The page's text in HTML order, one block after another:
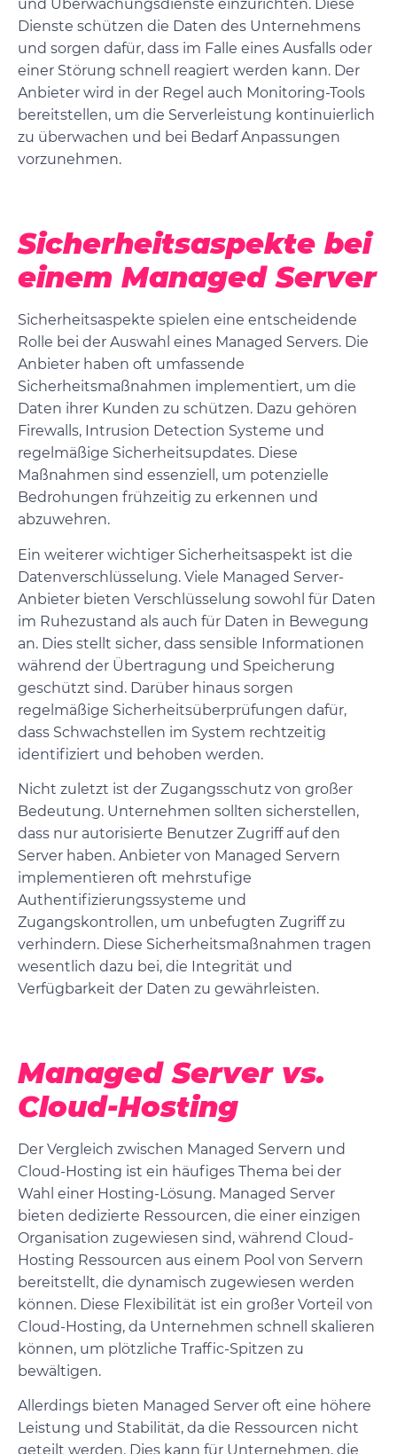
und Überwachungsdienste einzurichten. Diese
Dienste schützen die Daten des Unternehmens
und sorgen dafür, dass im Falle eines Ausfalls oder
einer Störung schnell reagiert werden kann. Der
Anbieter wird in der Regel auch Monitoring-Tools
bereitstellen, um die Serverleistung kontinuierlich
zu überwachen und bei Bedarf Anpassungen
vorzunehmen.
Sicherheitsaspekte bei
einem Managed Server
Sicherheitsaspekte spielen eine entscheidende
Rolle bei der Auswahl eines Managed Servers. Die
Anbieter haben oft umfassende
Sicherheitsmaßnahmen implementiert, um die
Daten ihrer Kunden zu schützen. Dazu gehören
Firewalls, Intrusion Detection Systeme und
regelmäßige Sicherheitsupdates. Diese
Maßnahmen sind essenziell, um potenzielle
Bedrohungen frühzeitig zu erkennen und
abzuwehren.
Ein weiterer wichtiger Sicherheitsaspekt ist die
Datenverschlüsselung. Viele Managed Server-
Anbieter bieten Verschlüsselung sowohl für Daten
im Ruhezustand als auch für Daten in Bewegung
an. Dies stellt sicher, dass sensible Informationen
während der Übertragung und Speicherung
geschützt sind. Darüber hinaus sorgen
regelmäßige Sicherheitsüberprüfungen dafür,
dass Schwachstellen im System rechtzeitig
identifiziert und behoben werden.
Nicht zuletzt ist der Zugangsschutz von großer
Bedeutung. Unternehmen sollten sicherstellen,
dass nur autorisierte Benutzer Zugriff auf den
Server haben. Anbieter von Managed Servern
implementieren oft mehrstufige
Authentifizierungssysteme und
Zugangskontrollen, um unbefugten Zugriff zu
verhindern. Diese Sicherheitsmaßnahmen tragen
wesentlich dazu bei, die Integrität und
Verfügbarkeit der Daten zu gewährleisten.
Managed Server vs.
Cloud-Hosting
Der Vergleich zwischen Managed Servern und
Cloud-Hosting ist ein häufiges Thema bei der
Wahl einer Hosting-Lösung. Managed Server
bieten dedizierte Ressourcen, die einer einzigen
Organisation zugewiesen sind, während Cloud-
Hosting Ressourcen aus einem Pool von Servern
bereitstellt, die dynamisch zugewiesen werden
können. Diese Flexibilität ist ein großer Vorteil von
Cloud-Hosting, da Unternehmen schnell skalieren
können, um plötzliche Traffic-Spitzen zu
bewältigen.
Allerdings bieten Managed Server oft eine höhere
Leistung und Stabilität, da die Ressourcen nicht
geteilt werden. Dies kann für Unternehmen, die